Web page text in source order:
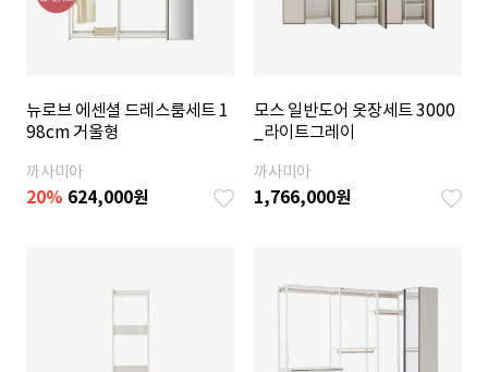
뉴로브 에센셜 드레스룸세트 1
98cm 거울형
까사미아
20% 624,000원
모스 일반도어 옷장세트 3000
_라이트그레이
까사미아
1,766,000원